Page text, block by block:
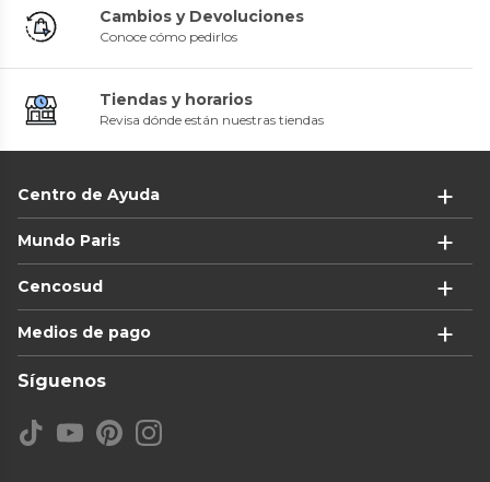
Cambios y Devoluciones
Conoce cómo pedirlos
Tiendas y horarios
Revisa dónde están nuestras tiendas
Centro de Ayuda
Mundo Paris
Cencosud
Medios de pago
Síguenos